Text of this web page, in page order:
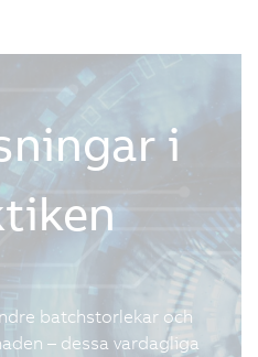
i
batchstorlekar och
– dessa vardagliga